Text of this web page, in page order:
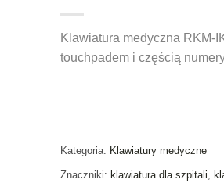
Klawiatura medyczna RKM-
touchpadem i częścią
Kategoria: Klawiatury medyczne
Znaczniki: klawiatura dla szpitali